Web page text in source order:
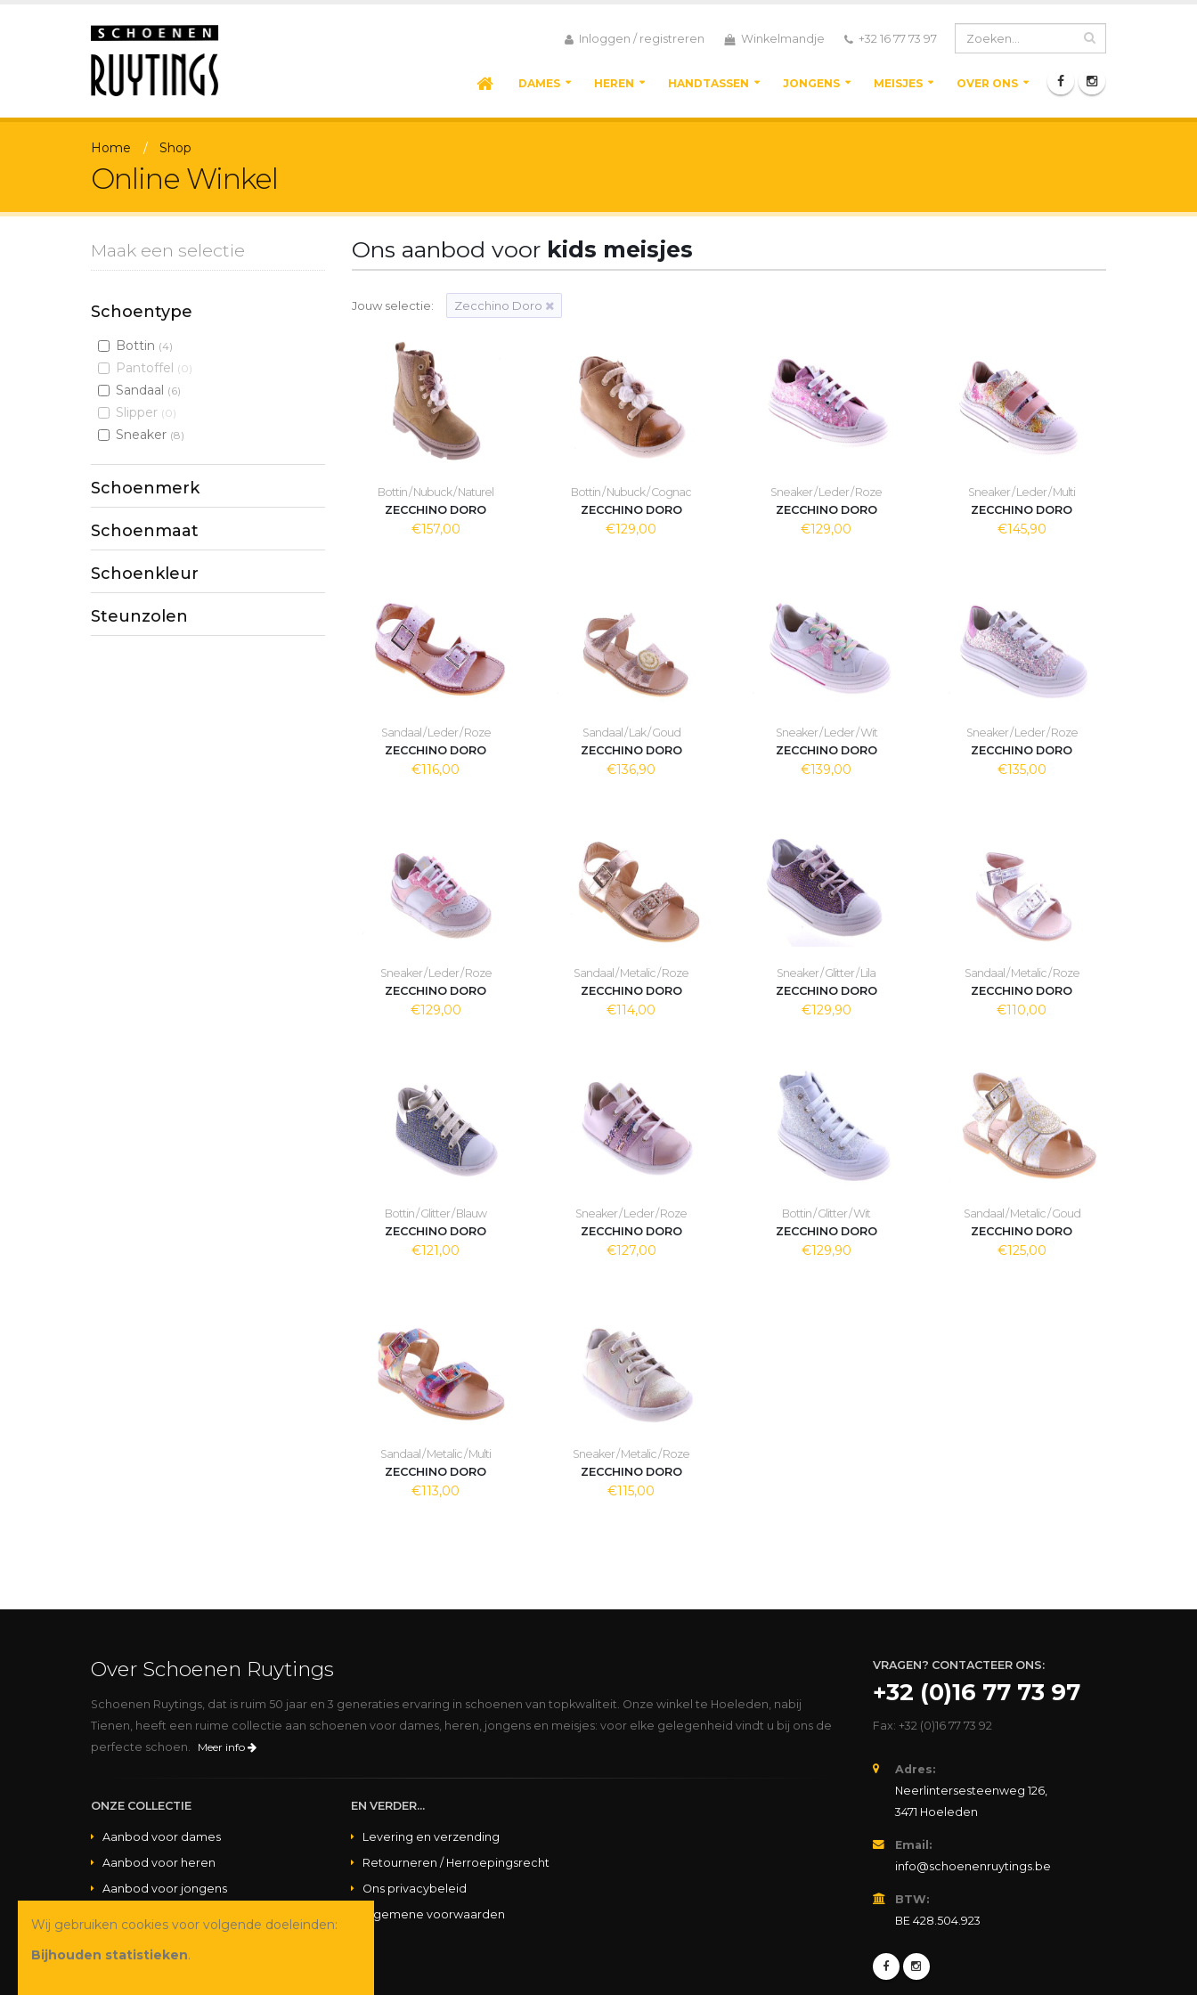
Inloggen / registreren Winkelmandje +32 16 77 73 97
DAMES HEREN HANDTASSEN JONGENS MEISJES OVER ONS
Home Shop
Online Winkel
Maak een selectie
Schoentype
Bottin (4)
Pantoffel (0)
Sandaal (6)
Slipper (0)
Sneaker (8)
Schoenmerk
Schoenmaat
Schoenkleur
Steunzolen
Ons aanbod voor kids meisjes
Jouw selectie: Zecchino Doro
Bottin / Nubuck / Naturel
ZECCHINO DORO
€157,00
Bottin / Nubuck / Cognac
ZECCHINO DORO
€129,00
Sneaker / Leder / Roze
ZECCHINO DORO
€129,00
Sneaker / Leder / Multi
ZECCHINO DORO
€145,90
Sandaal / Leder / Roze
ZECCHINO DORO
€116,00
Sandaal / Lak / Goud
ZECCHINO DORO
€136,90
Sneaker / Leder / Wit
ZECCHINO DORO
€139,00
Sneaker / Leder / Roze
ZECCHINO DORO
€135,00
Sneaker / Leder / Roze
ZECCHINO DORO
€129,00
Sandaal / Metalic / Roze
ZECCHINO DORO
€114,00
Sneaker / Glitter / Lila
ZECCHINO DORO
€129,90
Sandaal / Metalic / Roze
ZECCHINO DORO
€110,00
Bottin / Glitter / Blauw
ZECCHINO DORO
€121,00
Sneaker / Leder / Roze
ZECCHINO DORO
€127,00
Bottin / Glitter / Wit
ZECCHINO DORO
€129,90
Sandaal / Metalic / Goud
ZECCHINO DORO
€125,00
Sandaal / Metalic / Multi
ZECCHINO DORO
€113,00
Sneaker / Metalic / Roze
ZECCHINO DORO
€115,00
Over Schoenen Ruytings
Schoenen Ruytings, dat is ruim 50 jaar en 3 generaties ervaring in schoenen van topkwaliteit. Onze winkel te Hoeleden, nabij
Tienen, heeft een ruime collectie aan schoenen voor dames, heren, jongens en meisjes: voor elke gelegenheid vindt u bij ons de
perfecte schoen.
Meer info
ONZE COLLECTIE
Aanbod voor dames
Aanbod voor heren
Aanbod voor jongens
EN VERDER...
Levering en verzending
Retourneren / Herroepingsrecht
Ons privacybeleid
Algemene voorwaarden
VRAGEN? CONTACTEER ONS:
+32 (0)16 77 73 97
Fax: +32 (0)16 77 73 92
Adres:
Neerlintersesteenweg 126,
3471 Hoeleden
Email:
info@schoenenruytings.be
BTW:
BE 428.504.923
Wij gebruiken cookies voor volgende doeleinden:
Bijhouden statistieken.